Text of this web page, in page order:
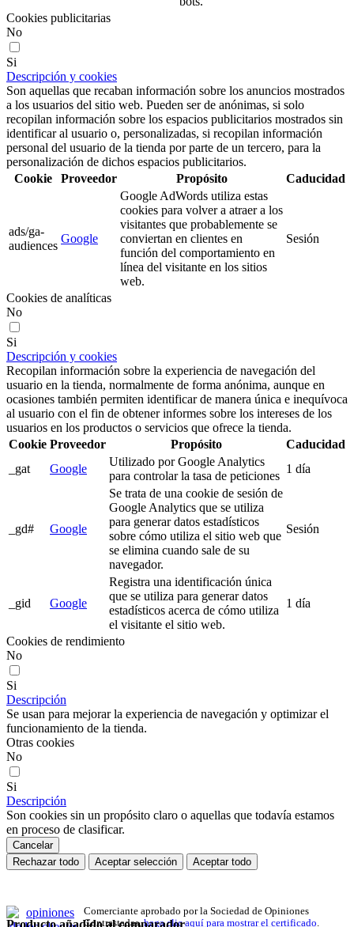
Cookies publicitarias
No
Si
Descripción y cookies
Son aquellas que recaban información sobre los anuncios mostrados
a los usuarios del sitio web. Pueden ser de anónimas, si solo
recopilan información sobre los espacios publicitarios mostrados sin
identificar al usuario o, personalizadas, si recopilan información
personal del usuario de la tienda por parte de un tercero, para la
personalización de dichos espacios publicitarios.
Cookie
Proveedor Propósito Caducidad
ads/ga-
audiences
Google
Google AdWords utiliza estas
cookies para volver a atraer a los
visitantes que probablemente se
conviertan en clientes en
función del comportamiento en
línea del visitante en los sitios
web.
Sesión
Cookies de analíticas
No
Si
Descripción y cookies
Recopilan información sobre la experiencia de navegación del
usuario en la tienda, normalmente de forma anónima, aunque en
ocasiones también permiten identificar de manera única e inequívoca
al usuario con el fin de obtener informes sobre los intereses de los
usuarios en los productos o servicios que ofrece la tienda.
Cookie Proveedor Propósito
Caducidad
_gat
Google
Utilizado por Google Analytics
para controlar la tasa de peticiones
1 día
_gd# Google
Se trata de una cookie de sesión de
Google Analytics que se utiliza
para generar datos estadísticos
sobre cómo utiliza el sitio web que
se elimina cuando sale de su
navegador.
Sesión
_gid Google
Registra una identificación única
que se utiliza para generar datos
estadísticos acerca de cómo utiliza
el visitante el sitio web.
1 día
Cookies de rendimiento
No
Si
Descripción
Se usan para mejorar la experiencia de navegación y optimizar el
funcionamiento de la tienda.
Otras cookies
No
Si
Descripción
Son cookies sin un propósito claro o aquellas que todavía estamos
en proceso de clasificar.
Cancelar
Rechazar todo
Aceptar selección Aceptar todo
Comerciante aprobado por la Sociedad de Opiniones
Contrastadas,haga clic aquí para mostrar el certificado.